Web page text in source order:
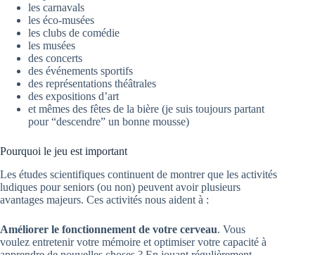
les carnavals
les éco-musées
les clubs de comédie
les musées
des concerts
des événements sportifs
des représentations théâtrales
des expositions d’art
et mêmes des fêtes de la bière (je suis toujours partant
pour “descendre” un bonne mousse)
Pourquoi le jeu est important
Les études scientifiques continuent de montrer que les activités
ludiques pour seniors (ou non) peuvent avoir plusieurs
avantages majeurs. Ces activités nous aident à :
Améliorer le fonctionnement de votre cerveau. Vous
voulez entretenir votre mémoire et optimiser votre capacité à